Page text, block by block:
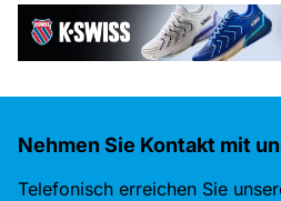
Nehmen Sie Kontakt mit
Telefonisch erreichen Sie